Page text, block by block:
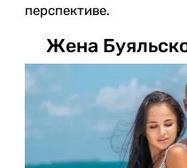
перспективе.
Жена